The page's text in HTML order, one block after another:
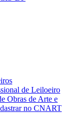
de Leiloeiro
Obras de Arte e
no CNART